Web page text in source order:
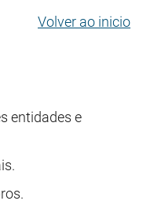
Volver ao inicio
entidades e